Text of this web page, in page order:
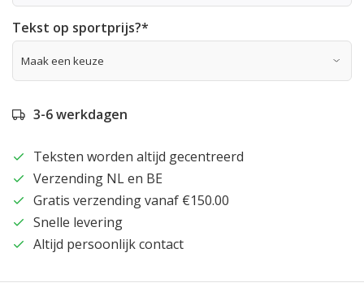
Tekst op sportprijs?*
3-6 werkdagen
Teksten worden altijd gecentreerd
Verzending NL en BE
Gratis verzending vanaf €150.00
Snelle levering
Altijd persoonlijk contact